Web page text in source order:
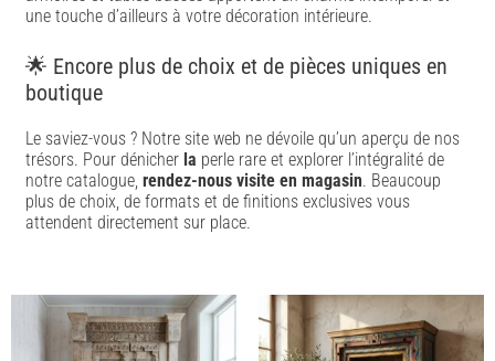
une touche d’ailleurs à votre décoration intérieure.
🌟 Encore plus de choix et de pièces uniques en
boutique
Le saviez-vous ? Notre site web ne dévoile qu’un aperçu de nos
trésors. Pour dénicher la perle rare et explorer l’intégralité de
notre catalogue,rendez-nous visite en magasin. Beaucoup
plus de choix, de formats et de finitions exclusives vous
attendent directement sur place.